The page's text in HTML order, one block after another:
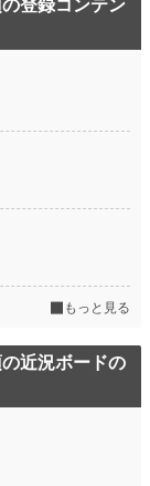
登録コンテン
もっと見る
近況ボードの